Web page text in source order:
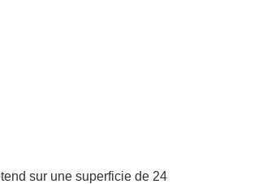
sur une superficie de 24